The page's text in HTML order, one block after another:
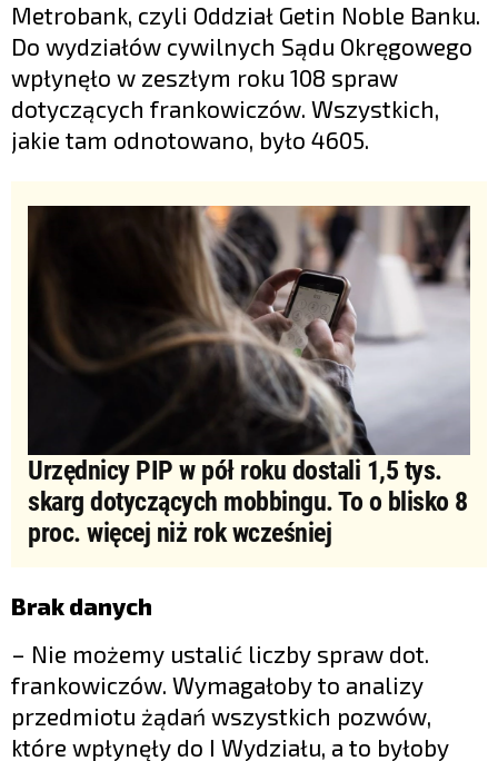
Metrobank, czyli Oddział Getin Noble Banku.
Do wydziałów cywilnych Sądu Okręgowego
wpłynęło w zeszłym roku 108 spraw
dotyczących frankowiczów. Wszystkich,
jakie tam odnotowano, było 4605.
Urzędnicy PIP w pół roku dostali 1,5 tys.
skarg dotyczących mobbingu. To o blisko 8
proc. więcej niż rok wcześniej
Brak danych
– Nie możemy ustalić liczby spraw dot.
frankowiczów. Wymagałoby to analizy
przedmiotu żądań wszystkich pozwów,
które wpłynęły do I Wydziału, a to byłoby